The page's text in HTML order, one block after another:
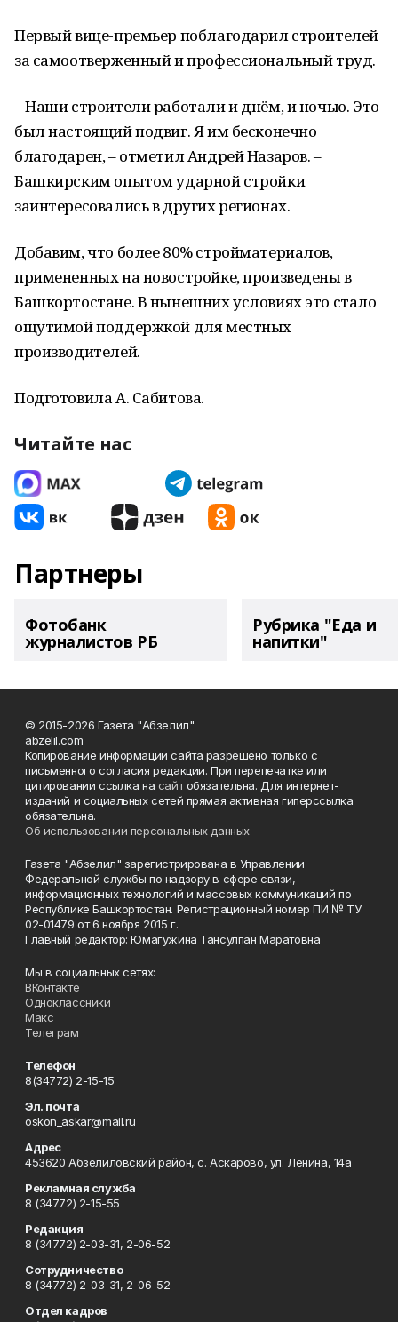
Первый вице-премьер поблагодарил строителей
за самоотверженный и профессиональный труд.
– Наши строители работали и днём, и ночью. Это
был настоящий подвиг. Я им бесконечно
благодарен, – отметил Андрей Назаров. –
Башкирским опытом ударной стройки
заинтересовались в других регионах.
Добавим, что более 80% стройматериалов,
примененных на новостройке, произведены в
Башкортостане. В нынешних условиях это стало
ощутимой поддержкой для местных
производителей.
Подготовила А. Сабитова.
Читайте нас
Партнеры
Фотобанк
журналистов РБ
Рубрика "Еда и
напитки"
© 2015-2026 Газета "Абзелил"
abzelil.com
Копирование информации сайта разрешено только с
письменного согласия редакции. При перепечатке или
цитировании ссылка на сайтобязательна. Для интернет-
изданий и социальных сетей прямая активная гиперссылка
обязательна.
Об использовании персональных данных
Газета "Абзелил" зарегистрирована в Управлении
Федеральной службы по надзору в сфере связи,
информационных технологий и массовых коммуникаций по
Республике Башкортостан. Регистрационный номер ПИ № ТУ
02-01479 от 6 ноября 2015 г.
Главный редактор: Юмагужина Тансулпан Маратовна
Мы в социальных сетях:
ВКонтакте
Одноклассники
Макс
Телеграм
Телефон
8(34772) 2-15-15
Эл. почта
oskon_askar@mail.ru
Адрес
453620 Абзелиловский район, с. Аскарово, ул. Ленина, 14а
Рекламная служба
8 (34772) 2-15-55
Редакция
8 (34772) 2-03-31, 2-06-52
Сотрудничество
8 (34772) 2-03-31, 2-06-52
Отдел кадров